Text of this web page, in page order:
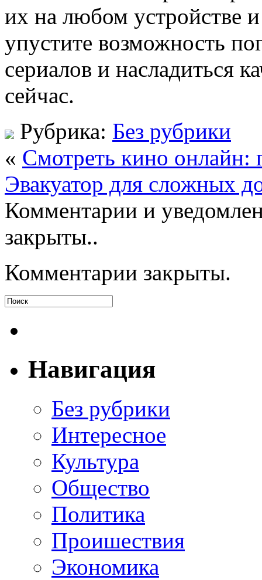
их на любом устройстве
упустите возможность
сериалов и насладиться
сейчас.
Рубрика: Без рубрики
« Смотреть кино онлайн:
Эвакуатор для сложных
Комментарии и
закрыты..
Комментарии закрыты.
Навигация
Без рубрики
Интересное
Культура
Общество
Политика
Проишествия
Экономика